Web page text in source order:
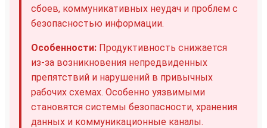
сбоев, коммуникативных неудач и проблем с
безопасностью информации.
Особенности: Продуктивность снижается
из-за возникновения непредвиденных
препятствий и нарушений в привычных
рабочих схемах. Особенно уязвимыми
становятся системы безопасности, хранения
данных и коммуникационные каналы.